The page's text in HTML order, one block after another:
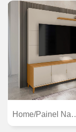
Home/Painel